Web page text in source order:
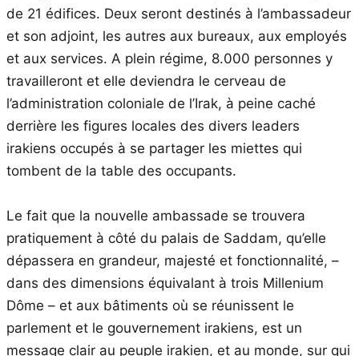
de 21 édifices. Deux seront destinés à l’ambassadeur
et son adjoint, les autres aux bureaux, aux employés
et aux services. A plein régime, 8.000 personnes y
travailleront et elle deviendra le cerveau de
l’administration coloniale de l’Irak, à peine caché
derrière les figures locales des divers leaders
irakiens occupés à se partager les miettes qui
tombent de la table des occupants.
Le fait que la nouvelle ambassade se trouvera
pratiquement à côté du palais de Saddam, qu’elle
dépassera en grandeur, majesté et fonctionnalité, –
dans des dimensions équivalant à trois Millenium
Dôme – et aux bâtiments où se réunissent le
parlement et le gouvernement irakiens, est un
message clair au peuple irakien, et au monde, sur qui